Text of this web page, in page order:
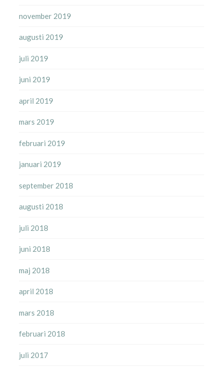
november 2019
augusti 2019
juli 2019
juni 2019
april 2019
mars 2019
februari 2019
januari 2019
september 2018
augusti 2018
juli 2018
juni 2018
maj 2018
april 2018
mars 2018
februari 2018
juli 2017